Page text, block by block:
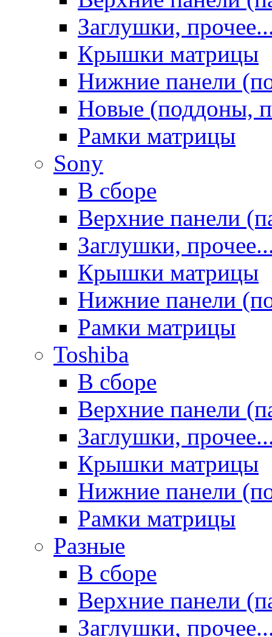
Заглушки,
Крышки матрицы
Нижние панели
Новые (поддоны,
Рамки матрицы
Sony
В сборе
Верхние панели
Заглушки,
Крышки матрицы
Нижние панели
Рамки матрицы
Toshiba
В сборе
Верхние панели
Заглушки,
Крышки матрицы
Нижние панели
Рамки матрицы
Разные
В сборе
Верхние панели
Заглушки,